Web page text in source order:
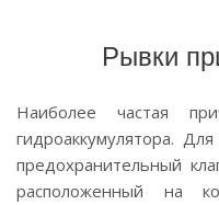
Рывки
Наиболее частая
гидроаккумулятора.
предохранительный
расположенный на